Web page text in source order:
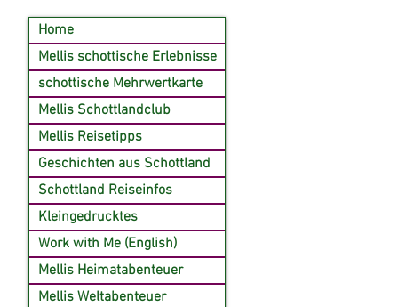
Home
Mellis schottische Erlebnisse
schottische Mehrwertkarte
Mellis Schottlandclub
Mellis Reisetipps
Geschichten aus Schottland
Schottland Reiseinfos
Kleingedrucktes
Work with Me (English)
Mellis Heimatabenteuer
Mellis Weltabenteuer